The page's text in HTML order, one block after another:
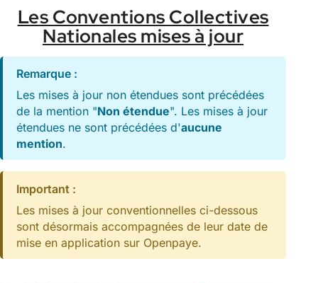
Les Conventions Collectives
Nationales mises à jour
Remarque :
Les mises à jour non étendues sont précédées
de la mention "Non étendue". Les mises à jour
étendues ne sont précédées d'aucune
mention.
Important :
Les mises à jour conventionnelles ci-dessous
sont désormais accompagnées de leur date de
mise en application sur Openpaye.